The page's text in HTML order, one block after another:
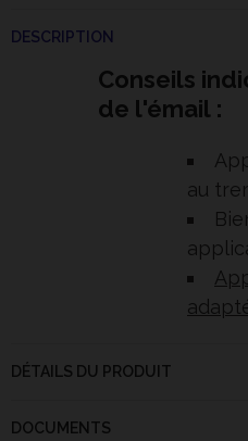
DESCRIPTION
Conseils
de l'émail :
au
DÉTAILS DU PRODUIT
DOCUMENTS